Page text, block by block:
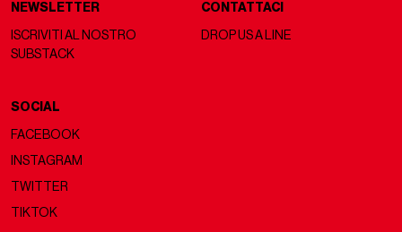
NEWSLETTER
ISCRIVITI AL NOSTRO
SUBSTACK
CONTATTACI
DROP US A LINE
SOCIAL
FACEBOOK
INSTAGRAM
TWITTER
TIKTOK